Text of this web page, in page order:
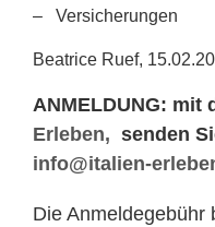
– Versicherungen
Beatrice Ruef,
ANMELDUNG: mit
Erleben, senden
info@italien-
Die Anmeldegebühr